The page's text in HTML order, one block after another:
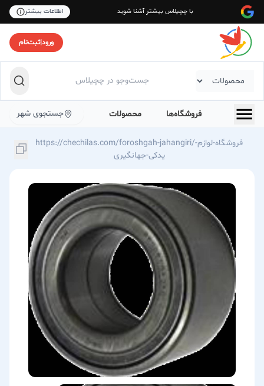
با چچیلاس بیشتر آشنا شوید اطلاعات بیشتر
ورود|ثبت‌نام
فروشگاه‌ها محصولات جستجوی شهر
https://chechilas.com/foroshgah-jahangiri/فروشگاه-لوازم-
یدکی-جهانگیری